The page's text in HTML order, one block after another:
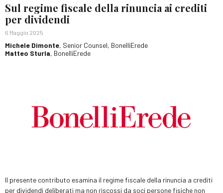
Sul regime fiscale della rinuncia ai crediti
per dividendi
6 Maggio 2025
Michele Dimonte, Senior Counsel, BonelliErede
Matteo Sturla, BonelliErede
Il presente contributo esamina il regime fiscale della rinuncia a crediti
per dividendi deliberati ma non riscossi da soci persone fisiche non